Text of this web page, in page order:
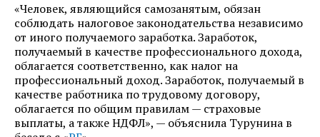
«Человек, являющийся самозанятым, обязан
соблюдать налоговое законодательства независимо
от иного получаемого заработка. Заработок,
получаемый в качестве профессионального дохода,
облагается соответственно, как налог на
профессиональный доход. Заработок, получаемый в
качестве работника по трудовому договору,
облагается по общим правилам — страховые
выплаты, а также НДФЛ», — объяснила Турунина в